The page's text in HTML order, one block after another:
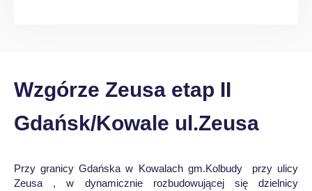
Wzgórze Zeusa etap II
Gdańsk/Kowale ul.Zeusa
Przy granicy Gdańska w Kowalach gm.Kolbudy przy ulicy
Zeusa , w dynamicznie rozbudowującej się dzielnicy